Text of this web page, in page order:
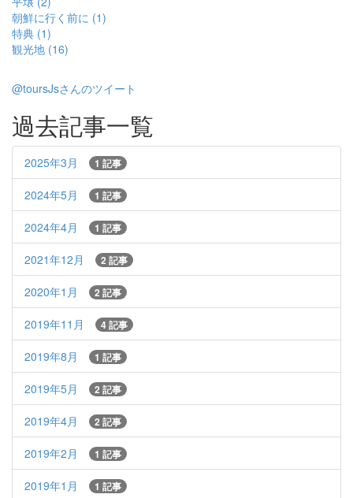
朝鮮に行く前に (1)
特典 (1)
観光地 (16)
@toursJsさんのツイート
過去記事一覧
2025年3月 1 記事
2024年5月 1 記事
2024年4月 1 記事
2021年12月 2 記事
2020年1月 2 記事
2019年11月 4 記事
2019年8月 1 記事
2019年5月 2 記事
2019年4月 2 記事
2019年2月 1 記事
2019年1月 1 記事